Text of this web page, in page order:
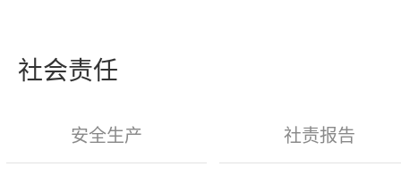
社会责任
安全生产 社责报告